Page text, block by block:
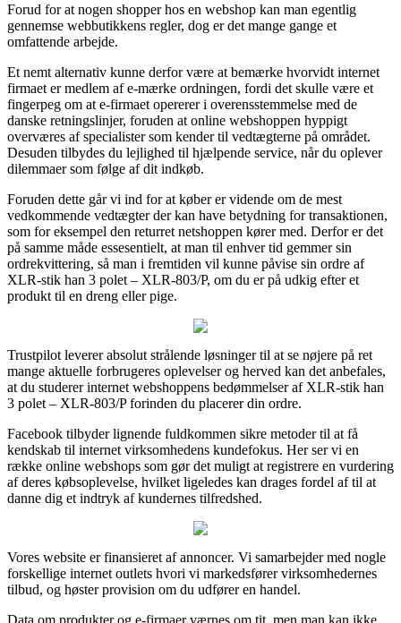
Forud for at nogen shopper hos en webshop kan man egentlig
gennemse webbutikkens regler, dog er det mange gange et
omfattende arbejde.
Et nemt alternativ kunne derfor være at bemærke hvorvidt internet
firmaet er medlem af e-mærke ordningen, fordi det skulle være et
fingerpeg om at e-firmaet opererer i overensstemmelse med de
danske retningslinjer, foruden at online webshoppen hyppigt
overværes af specialister som kender til vedtægterne på området.
Desuden tilbydes du lejlighed til hjælpende service, når du oplever
dilemmaer som følge af dit indkøb.
Foruden dette går vi ind for at køber er vidende om de mest
vedkommende vedtægter der kan have betydning for transaktionen,
som for eksempel den returret netshoppen kører med. Derfor er det
på samme måde essesentielt, at man til enhver tid gemmer sin
ordrekvittering, så man i fremtiden vil kunne påvise sin ordre af
XLR-stik han 3 polet – XLR-803/P, om du er på udkig efter et
produkt til en dreng eller pige.
Trustpilot leverer absolut strålende løsninger til at se nøjere på ret
mange aktuelle forbrugeres oplevelser og herved kan det anbefales,
at du studerer internet webshoppens bedømmelser af XLR-stik han
3 polet – XLR-803/P forinden du placerer din ordre.
Facebook tilbyder lignende fuldkommen sikre metoder til at få
kendskab til internet virksomhedens kundefokus. Her ser vi en
række online webshops som gør det muligt at registrere en vurdering
af deres købsoplevelse, hvilket ligeledes kan drages fordel af til at
danne dig et indtryk af kundernes tilfredshed.
Vores website er finansieret af annoncer. Vi samarbejder med nogle
forskellige internet outlets hvori vi markedsfører virksomhedernes
tilbud, og høster provision om du udfører en handel.
Data om produkter og e-firmaer værnes om tit, men man kan ikke